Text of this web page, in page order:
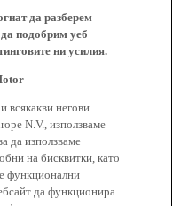
да разберем
подобрим уеб
ни усилия.
всякакви негови
N.V., използваме
да използваме
на бисквитки, като
функционални
да функционира